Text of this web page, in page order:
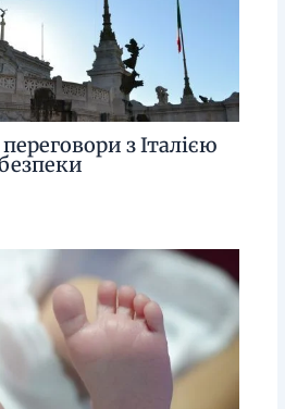
з Італією